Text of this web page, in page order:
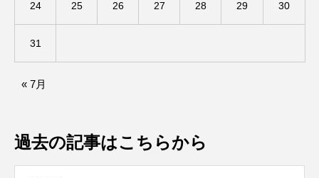
ムハマド・ショフィック・リア・フッディン
メキシコ映画 モンテ・クリスト伯
ユニバーサル・ランゲージ ユニバーサル映画
24 25 26 27 28 29 30
31
« 7月
過去の記事はこちらから